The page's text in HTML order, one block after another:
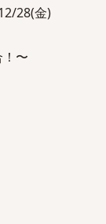
28(金)
〜